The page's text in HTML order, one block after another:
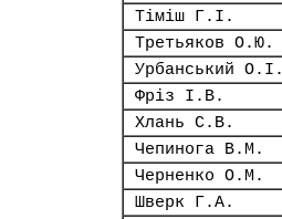
Тіміш Г.І.
Третьяков О.Ю.
Урбанський О.І.
Фріз І.В.
Хлань С.В.
Чепинога В.М.
Черненко О.М.
Шверк Г.А.